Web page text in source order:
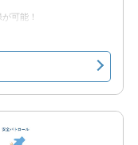
可能！
可能！